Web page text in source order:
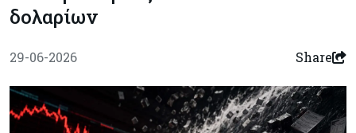
δολαρίων
29-06-2026 Share